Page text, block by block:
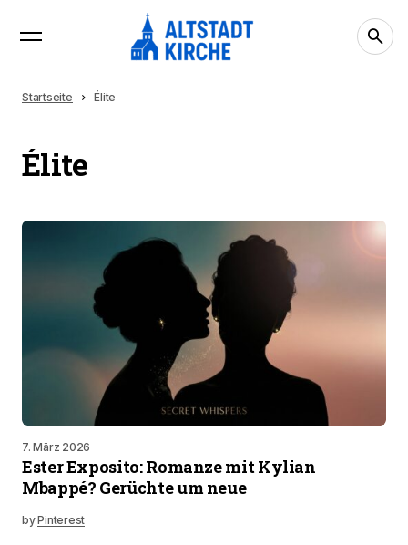
Startseite Élite
Élite
7. März 2026
Ester Exposito: Romanze mit Kylian
Mbappé? Gerüchte um neue
byPinterest